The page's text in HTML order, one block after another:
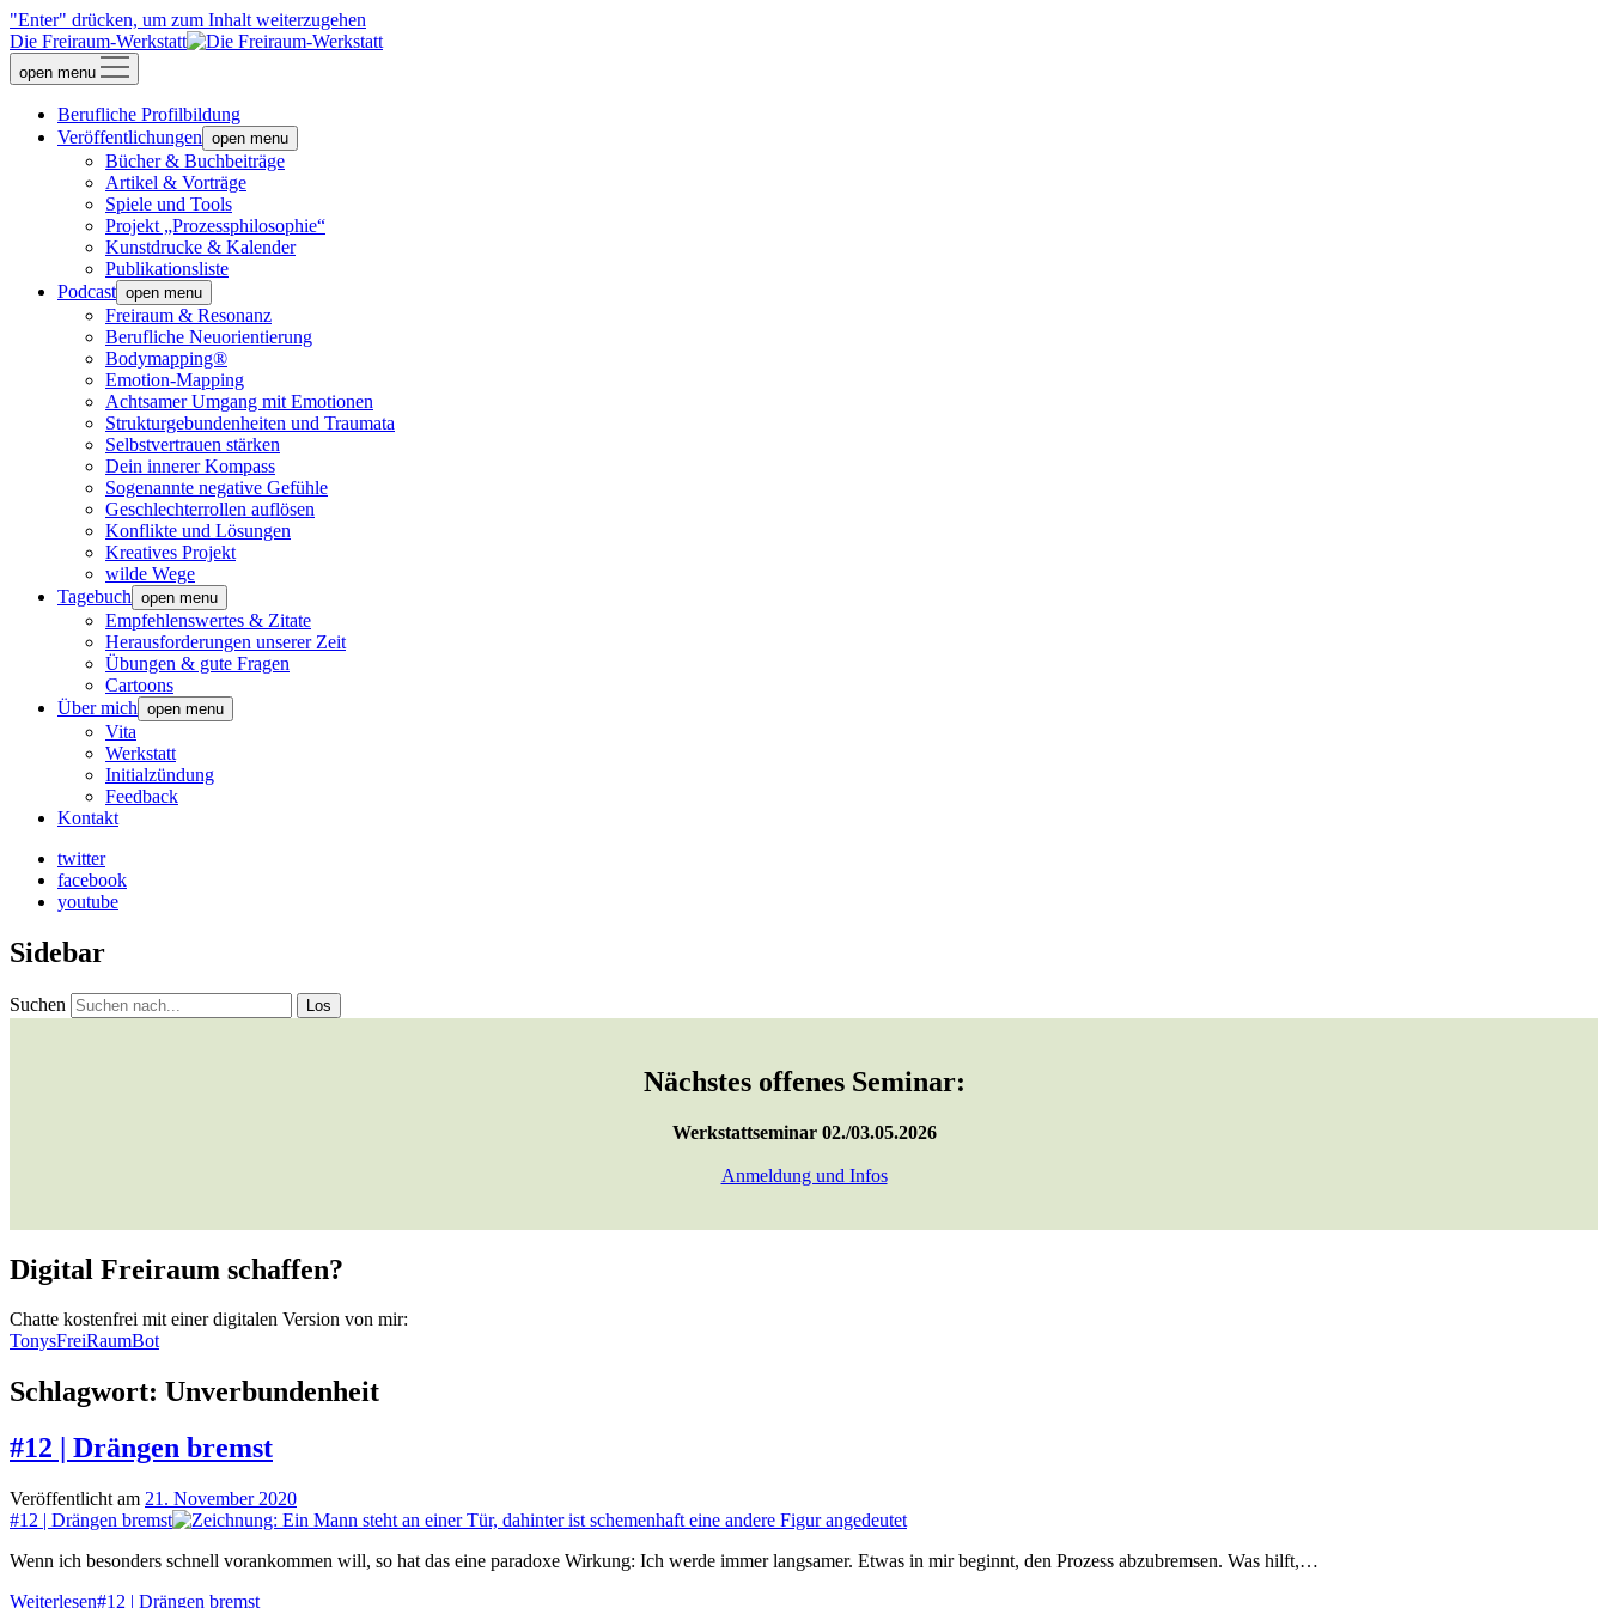
"Enter" drücken, um zum Inhalt weiterzugehen
Die Freiraum-Werkstatt
open menu
Berufliche Profilbildung
Veröffentlichungen open menu
Bücher & Buchbeiträge
Artikel & Vorträge
Spiele und Tools
Projekt „Prozessphilosophie“
Kunstdrucke & Kalender
Publikationsliste
Podcast open menu
Freiraum & Resonanz
Berufliche Neuorientierung
Bodymapping®
Emotion-Mapping
Achtsamer Umgang mit Emotionen
Strukturgebundenheiten und Traumata
Selbstvertrauen stärken
Dein innerer Kompass
Sogenannte negative Gefühle
Geschlechterrollen auflösen
Konflikte und Lösungen
Kreatives Projekt
wilde Wege
Tagebuch open menu
Empfehlenswertes & Zitate
Herausforderungen unserer Zeit
Übungen & gute Fragen
Cartoons
Über mich open menu
Vita
Werkstatt
Initialzündung
Feedback
Kontakt
twitter
facebook
youtube
Sidebar
Suchen
Nächstes offenes Seminar:
Werkstattseminar 02./03.05.2026
Anmeldung und Infos
Digital Freiraum schaffen?
Chatte kostenfrei mit einer digitalen Version von mir:
TonysFreiRaumBot
Schlagwort: Unverbundenheit
#12 | Drängen bremst
Veröffentlicht am 21. November 2020
#12 | Drängen bremst
Wenn ich besonders schnell vorankommen will, so hat das eine paradoxe Wirkung: Ich werde immer langsamer. Etwas in mir beginnt, den Prozess abzubremsen. Was hilft,…
Weiterlesen#12 | Drängen bremst